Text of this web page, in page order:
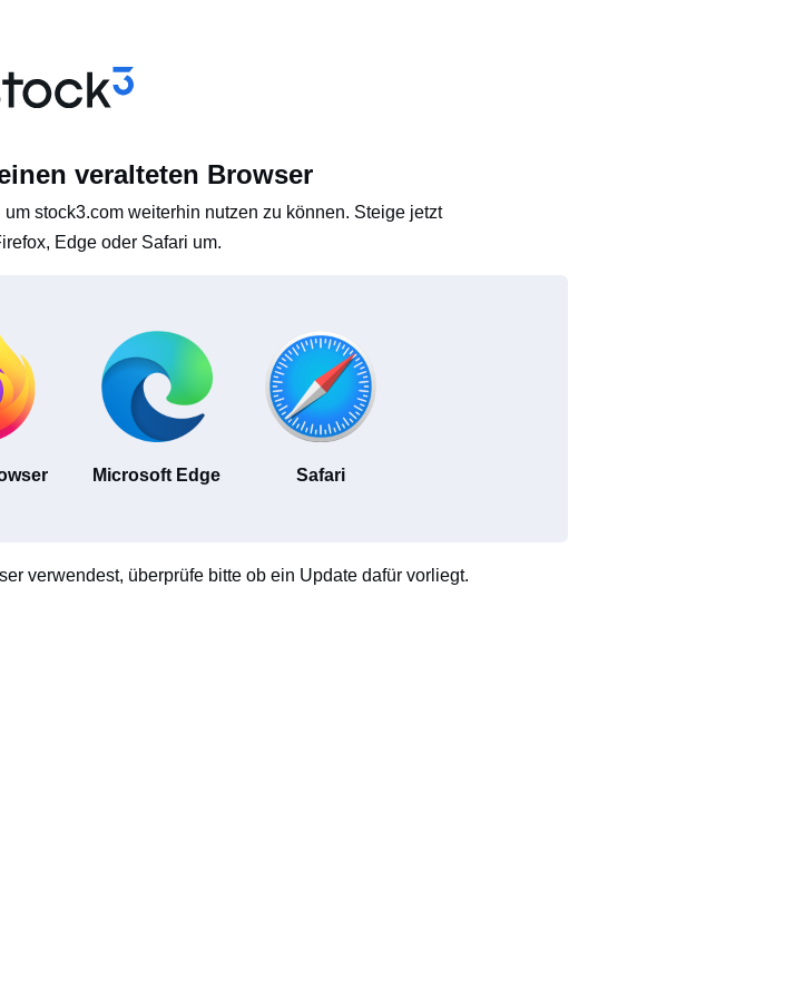
veralteten Browser
stock3.com weiterhin nutzen zu können. Steige jetzt
Edge oder Safari um.
Microsoft Edge Safari
verwendest, überprüfe bitte ob ein Update dafür vorliegt.